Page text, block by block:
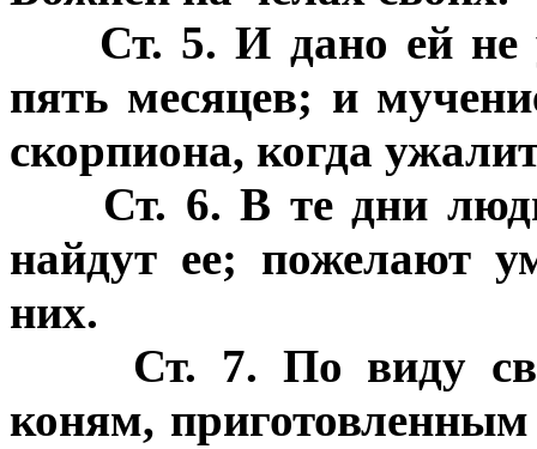
Ст. 5. И дано ей не
пять месяцев; и
скорпиона, когда
Ст. 6. В те дни
найдут ее; пожелают
них.
Ст. 7. По виду
коням,